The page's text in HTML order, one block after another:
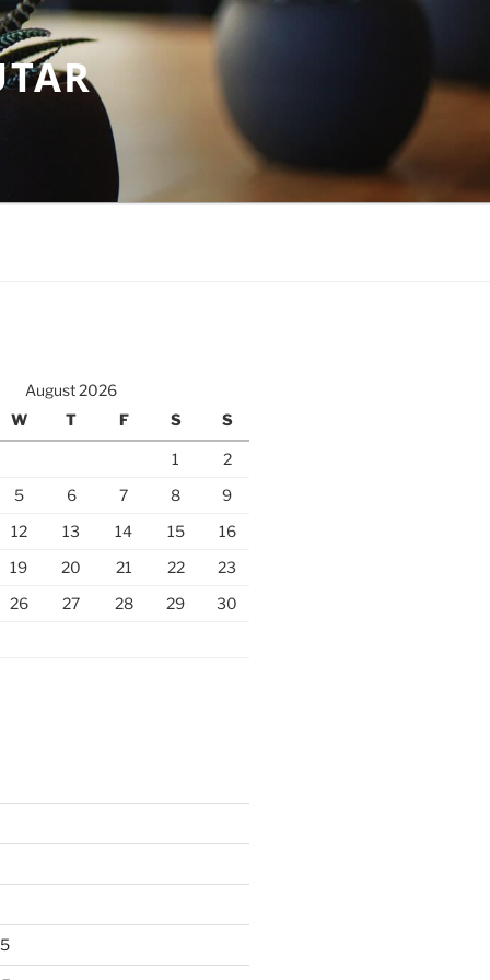
August 2026
W T F S S
1
2
5 6 7 8
9
12 13 14 15
16
19 20 21 22
23
26 27 28 29
30